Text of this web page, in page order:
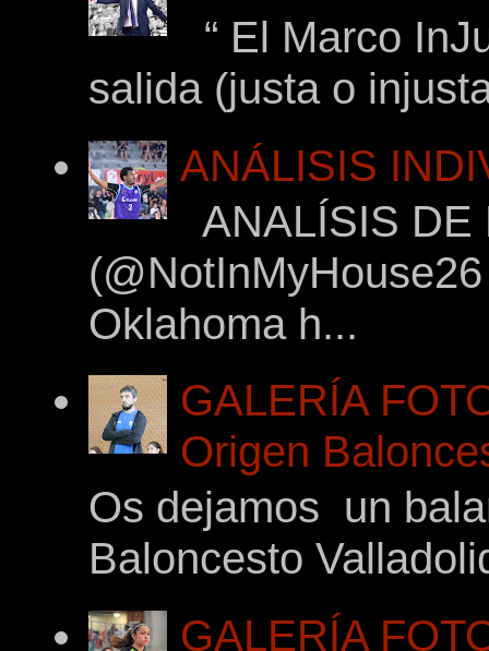
“ El Marco
salida (justa o
ANÁLISIS
ANALÍSIS DE
Oklahoma h...
GALERÍA
Origen
Os dejamos un
Baloncesto
GALERÍA